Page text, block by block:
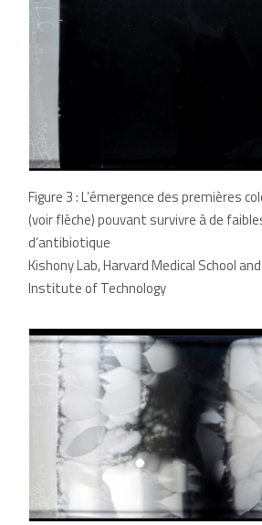
Figure 3 : L’émergence des premières
(voir flèche) pouvant survivre à de
d’antibiotique
Kishony Lab, Harvard Medical School
Institute of Technology